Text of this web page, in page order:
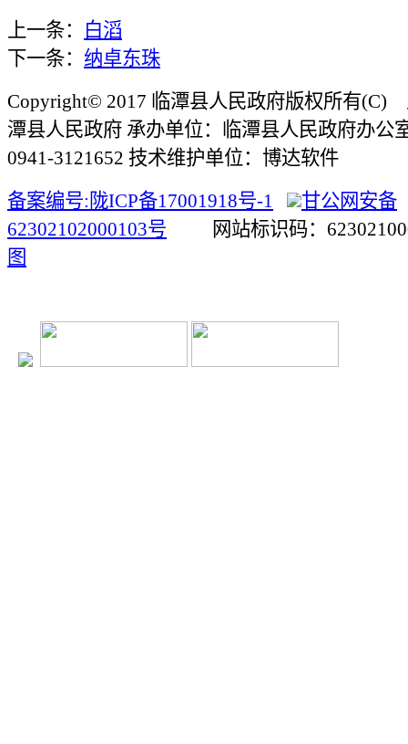
上一条：
白滔
下一条： 纳卓东珠
Copyright© 2017 临潭县人民政府版权所有(C)
潭县人民政府 承办单位：临潭县人民政府办
0941-3121652 技术维护单位：博达软件
备案编号:陇ICP备17001918号-1
甘公网安备
62302102000103号 网站标识码：
图